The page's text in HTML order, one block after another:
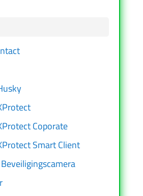
Coporate
Smart Client